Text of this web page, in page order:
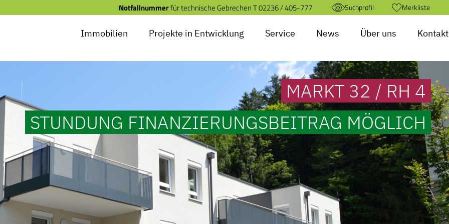
Notfallnummerfür technische Gebrechen T02236 / 405-777 Suchprofil Merkliste
Immobilien Projekte in Entwicklung Service News Über uns Kontakt
MARKT 32 / RH 4
STUNDUNG FINANZIERUNGSBEITRAG MÖGLICH